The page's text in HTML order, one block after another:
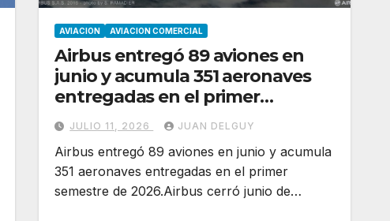
AVIACION AVIACION COMERCIAL
Airbus entregó 89 aviones en
junio y acumula 351 aeronaves
entregadas en el primer
semestre de 2026
JULIO 11, 2026 JUAN DELGUY
Airbus entregó 89 aviones en junio y acumula
351 aeronaves entregadas en el primer
semestre de 2026.Airbus cerró junio de…